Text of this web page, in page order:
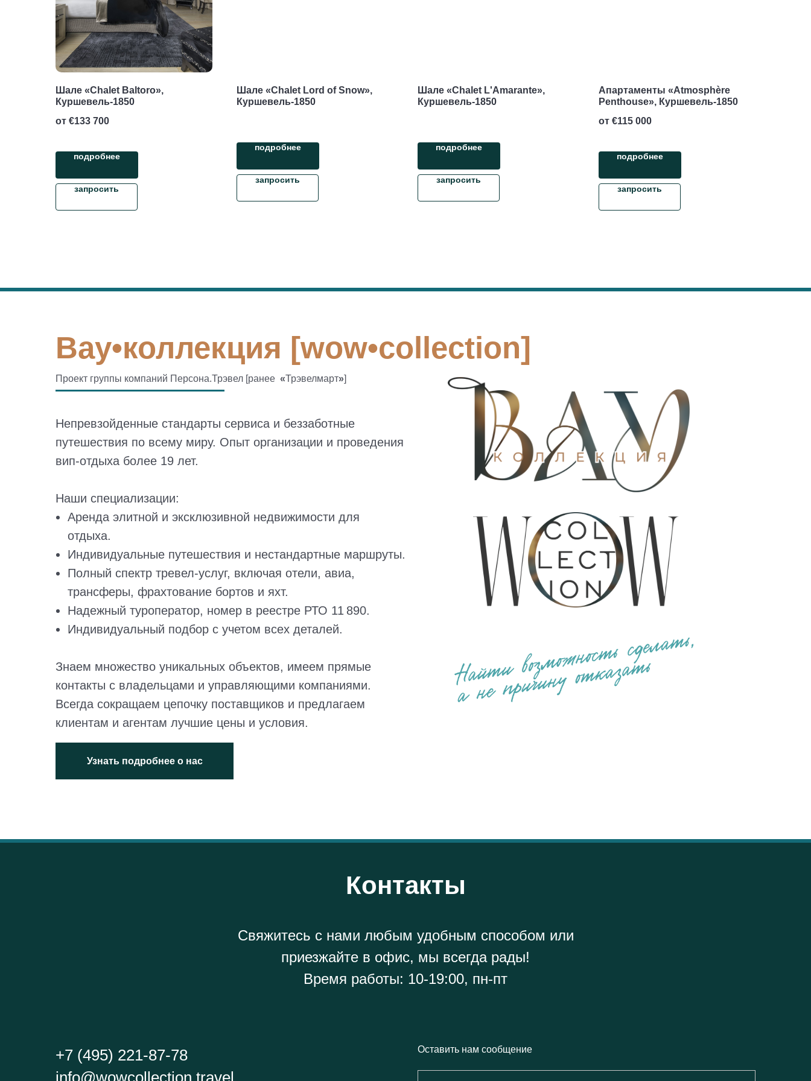
Шале «Chalet Baltoro»,
Куршевель-1850
от €133 700
подробнее
запросить
Шале «Chalet Lord of Snow»,
Куршевель-1850
подробнее
запросить
Шале «Chalet L'Amarante»,
Куршевель-1850
подробнее
запросить
Апартаменты «Atmosphère
Penthouse», Куршевель-1850
от €115 000
подробнее
запросить
Вау•коллекция [wow•collection]
Проект группы компаний Персона.Трэвел [ранее «Трэвелмарт»]
Непревзойденные стандарты сервиса и беззаботные
путешествия по всему миру. Опыт организации и проведения
вип-отдыха более 19 лет.
Наши специализации:
Аренда элитной и эксклюзивной недвижимости для
отдыха.
Индивидуальные путешествия и нестандартные маршруты.
Полный спектр тревел-услуг, включая отели, авиа,
трансферы, фрахтование бортов и яхт.
Надежный туроператор, номер в реестре РТО 11 890.
Индивидуальный подбор с учетом всех деталей.
Знаем множество уникальных объектов, имеем прямые
контакты с владельцами и управляющими компаниями.
Всегда сокращаем цепочку поставщиков и предлагаем
клиентам и агентам лучшие цены и условия.
Узнать подробнее о нас
Контакты
Свяжитесь с нами любым удобным способом или
приезжайте в офис, мы всегда рады!
Время работы: 10-19:00, пн-пт
+7 (495) 221-87-78
Оставить нам сообщение